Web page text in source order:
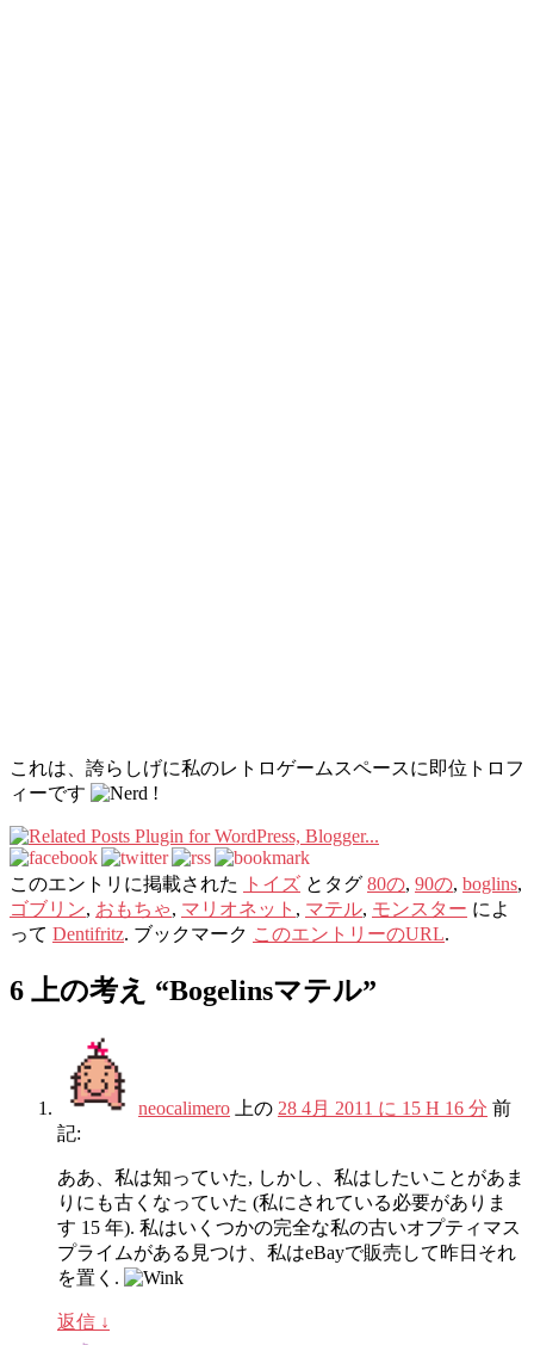
これは、誇らしげに私のレトロゲームスペースに即位トロフ
ィーです
!
このエントリに掲載された トイズ とタグ 80の, 90の, boglins,
ゴブリン, おもちゃ, マリオネット , マテル, モンスター によ
って Dentifritz. ブックマーク このエントリーのURL.
6 上の考え “Bogelinsマテル”
neocalimero 上の 28 4月 2011 に 15 H 16 分 前
記:
ああ、私は知っていた, しかし、私はしたいことがあま
りにも古くなっていた (私にされている必要がありま
す 15 年). 私はいくつかの完全な私の古いオプティマス
プライムがある見つけ、私はeBayで販売して昨日それ
を置く.
返信 ↓